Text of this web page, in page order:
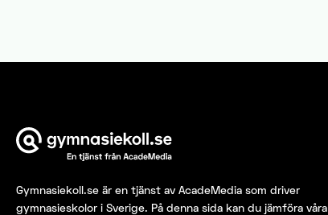
Gymnasiekoll.se är en tjänst av AcadeMedia som driver
gymnasieskolor i Sverige. På denna sida kan du jämföra våra